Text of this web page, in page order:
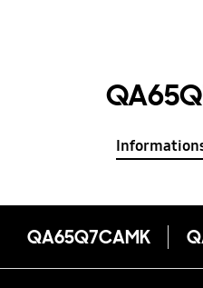
QA65Q7CAMK